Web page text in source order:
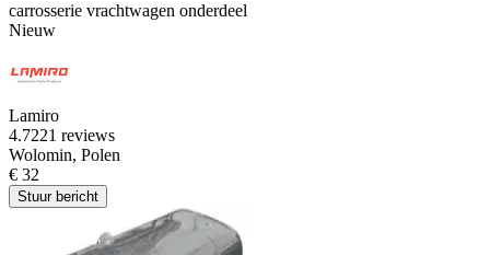
carrosserie vrachtwagen onderdeel
Nieuw
Lamiro
4.7221 reviews
Wolomin, Polen
€ 32
Stuur bericht